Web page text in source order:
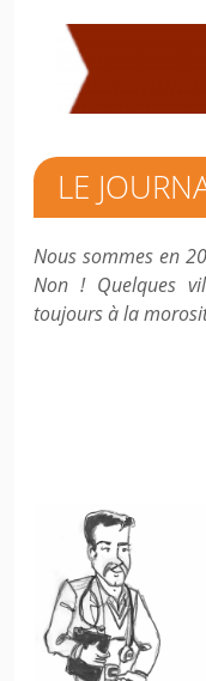
LE
Nous sommes en
Non ! Quelques
toujours à la